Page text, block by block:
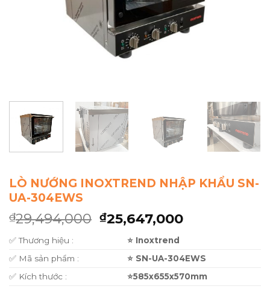
LÒ NƯỚNG INOXTREND NHẬP KHẨU SN-
UA-304EWS
₫29,494,000 ₫25,647,000
✅ Thương hiệu :
⭐ Inoxtrend
✅ Mã sản phẩm :
⭐ SN-UA-304EWS
✅ Kích thước :
⭐585x655x570mm